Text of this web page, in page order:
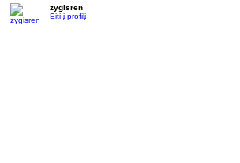
zygisren
Eiti į profilį